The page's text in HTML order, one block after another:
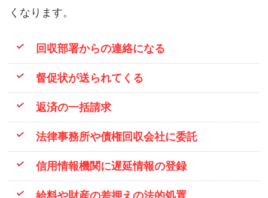
くなります。
回収部署からの連絡になる
督促状が送られてくる
返済の一括請求
法律事務所や債権回収会社に委託
信用情報機関に遅延情報の登録
給料や財産の差押えの法的処置